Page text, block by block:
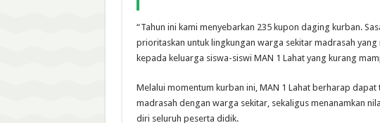
“Tahun ini kami menyebarkan 235 kupon daging kurban.
prioritaskan untuk lingkungan warga sekitar madrasah
kepada keluarga siswa-siswi MAN 1 Lahat yang kurang
Melalui momentum kurban ini, MAN 1 Lahat berharap
madrasah dengan warga sekitar, sekaligus menanamkan
diri seluruh peserta didik.